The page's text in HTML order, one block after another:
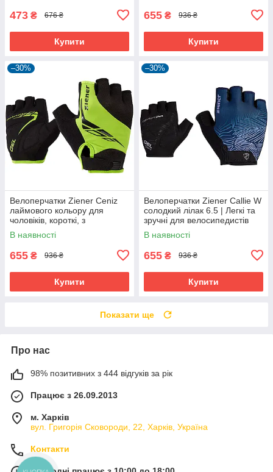
473 ₴ 676 ₴
Купити
655 ₴ 936 ₴
Купити
–30%
Велоперчатки Ziener Ceniz
лаймового кольору для
чоловіків, короткі, з
амортизуючими вставками та
гелевими подушечками
В наявності
655 ₴ 936 ₴
Купити
–30%
Велоперчатки Ziener Callie W
солодкий лілак 6.5 | Легкі та
зручні для велосипедистів
В наявності
655 ₴ 936 ₴
Купити
Показати ще
Про нас
98% позитивних з 444 відгуків за рік
Працює з 26.09.2013
м. Харків
вул. Григорія Сковороди, 22, Харків, Україна
Контакти